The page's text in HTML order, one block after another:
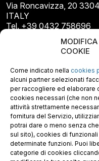
MODIFICA
COOKIE
Come indicato nella cookies
alcuni partner selezionati
per raccogliere ed elaborare
cookies necessari (che non
attività strettamente
fornitura del Servizio,
potrai dare o meno senza
sul sito), cookies di
determinate funzioni. Puoi
categorie di cookies
Via Roncavizza, 20
ITALY
Tel. +39 0432 758696
E-mail: info@gecopan.it
E-mail PEC:
P.I. E C.F. 02487660306
N. REA UD 264834
Capitale sociale €